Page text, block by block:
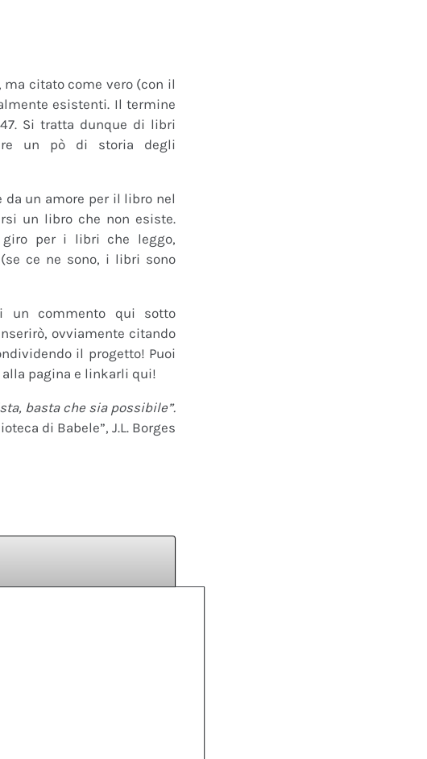
citato come vero (con il
esistenti. Il termine
Si tratta dunque di libri
un pò di storia degli
da un amore per il libro nel
un libro che non esiste.
giro per i libri che leggo,
ce ne sono, i libri sono
un commento qui sotto
ovviamente citando
il progetto! Puoi
pagina e linkarli qui!
basta che sia possibile”.
di Babele”, J.L. Borges